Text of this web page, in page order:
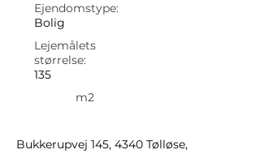
Ejendomstype:
Bolig
Lejemålets
størrelse:
135
m2
Bukkerupvej 145, 4340 Tølløse,